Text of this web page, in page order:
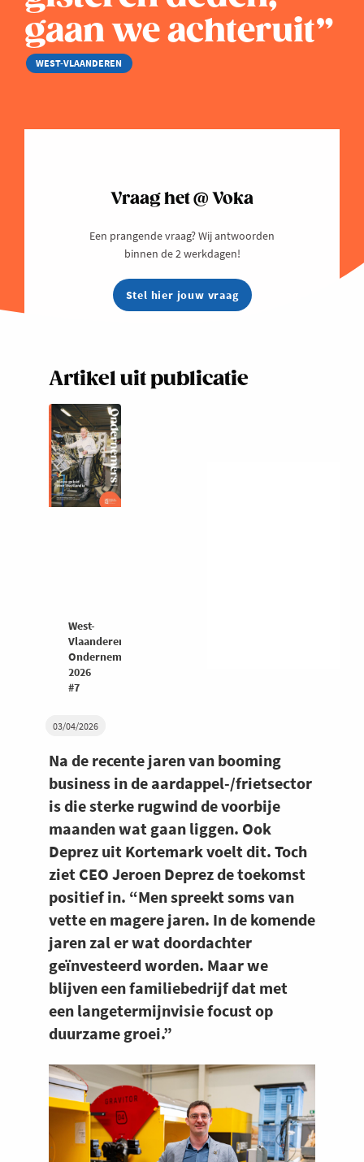
gaan we achteruit”
WEST-VLAANDEREN
03/04/2026
Na de recente jaren van booming
business in de aardappel-/frietsector
is die sterke rugwind de voorbije
maanden wat gaan liggen. Ook
Deprez uit Kortemark voelt dit. Toch
ziet CEO Jeroen Deprez de toekomst
positief in. “Men spreekt soms van
vette en magere jaren. In de komende
jaren zal er wat doordachter
geïnvesteerd worden. Maar we
blijven een familiebedrijf dat met
een langetermijnvisie focust op
duurzame groei.”
Vraag het @ Voka
Een prangende vraag? Wij antwoorden
binnen de 2 werkdagen!
Stel hier jouw vraag
Artikel uit publicatie
West-
Vlaanderen
Ondernemers
2026
#7